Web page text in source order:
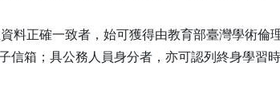
料正確一致者，始可獲得由教育部臺灣學術倫
箱；具公務人員身分者，亦可認列終身學習